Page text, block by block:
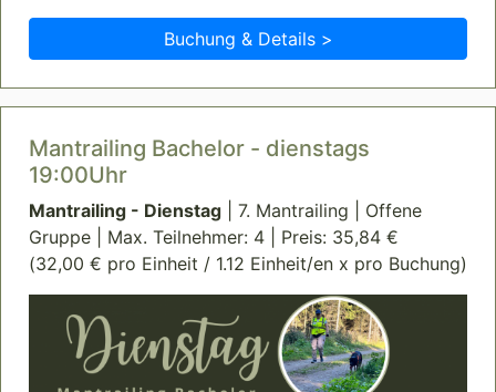
Buchung & Details >
Mantrailing Bachelor - dienstags
19:00Uhr
Mantrailing - Dienstag | 7. Mantrailing | Offene
Gruppe | Max. Teilnehmer: 4 | Preis: 35,84 €
(32,00 € pro Einheit / 1.12 Einheit/en x pro Buchung)